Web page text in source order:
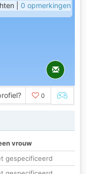
| 0 opmerkingen
0
vrouw
gespecificeerd